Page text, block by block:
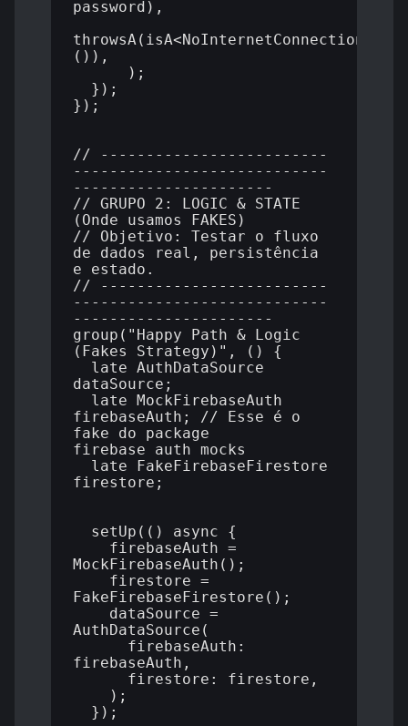
password),
()),
);
});
});
// -------------------------
----------------------------
----------------------
// GRUPO 2: LOGIC & STATE
(Onde usamos FAKES)
// Objetivo: Testar o fluxo
de dados real, persistência
e estado.
// -------------------------
----------------------------
----------------------
group("Happy Path & Logic
(Fakes Strategy)", () {
late AuthDataSource
dataSource;
late MockFirebaseAuth
firebaseAuth; // Esse é o
fake do package
firebase_auth_mocks
late FakeFirebaseFirestore
firestore;
setUp(() async {
firebaseAuth =
MockFirebaseAuth();
firestore =
FakeFirebaseFirestore();
dataSource =
AuthDataSource(
firebaseAuth:
firebaseAuth,
firestore: firestore,
);
});